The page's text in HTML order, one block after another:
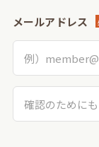
メールアドレス